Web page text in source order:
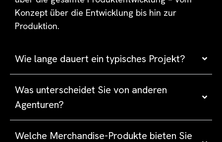
Konzept über die Entwicklung bis hin zur
Produktion.
Wie lange dauert ein typisches Projekt?
Was unterscheidet Sie von anderen
Agenturen?
Welche Merchandise-Produkte bieten Sie